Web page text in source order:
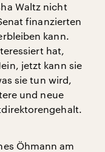
Waltz nicht
finanzierten
kann.
hat,
jetzt kann sie
sie tun wird,
und neue
Öhmann am